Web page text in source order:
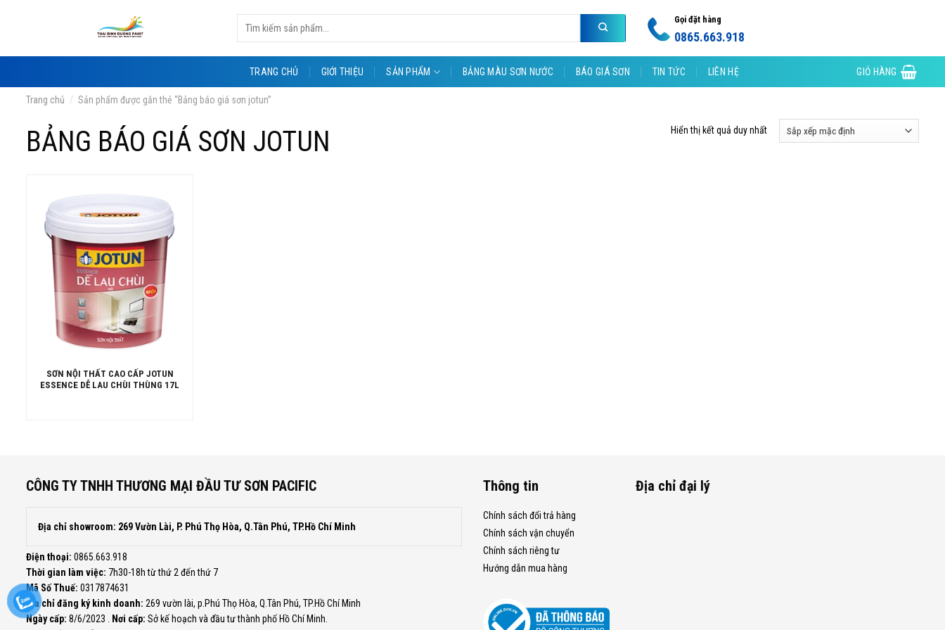
Tìm
kiếm:
Gọi đặt hàng
0865.663.918
TRANG CHỦ GIỚI THIỆU SẢN PHẨM BẢNG MÀU SƠN NƯỚC BÁO GIÁ SƠN TIN TỨC LIÊN HỆ GIỎ HÀNG
BẢNG BÁO GIÁ SƠN JOTUN
Trang chủ / Sản phẩm được gắn thẻ “Bảng báo giá sơn jotun”
Hiển thị kết quả duy nhất
SƠN NỘI THẤT CAO CẤP JOTUN
ESSENCE DỄ LAU CHÙI THÙNG 17L
CÔNG TY TNHH THƯƠNG MẠI ĐẦU TƯ SƠN PACIFIC
Địa chỉ showroom: 269 Vườn Lài, P. Phú Thọ Hòa, Q.Tân Phú, TP.Hồ Chí Minh
Điện thoại: 0865.663.918
Thời gian làm việc: 7h30-18h từ thứ 2 đến thứ 7
Mã Số Thuế: 0317874631
Địa chỉ đăng ký kinh doanh: 269 vườn lài, p.Phú Thọ Hòa, Q.Tân Phú, TP.Hồ Chí Minh
Ngày cấp: 8/6/2023 . Nơi cấp: Sở kế hoạch và đầu tư thành phố Hồ Chí Minh.
Thông tin
Chính sách đổi trả hàng
Chính sách vận chuyển
Chính sách riêng tư
Hướng dẫn mua hàng
Địa chỉ đại lý